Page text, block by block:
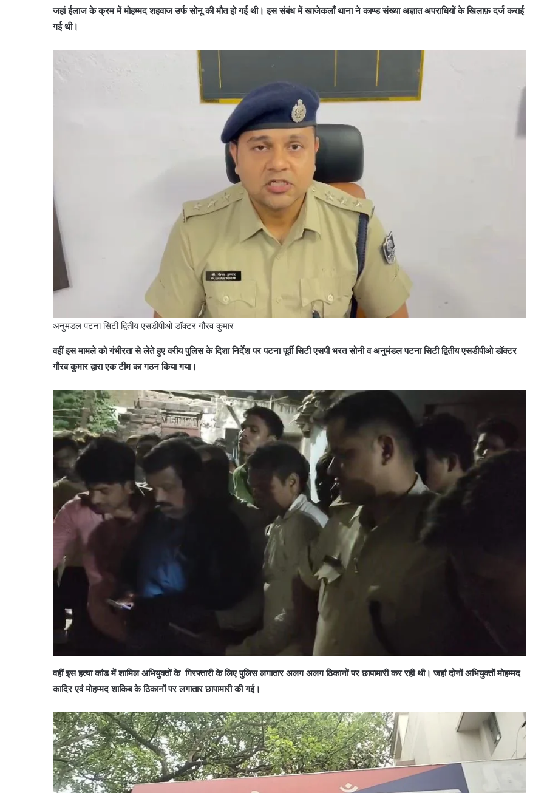
जहां ईलाज के क्रम में मोहम्मद शहवाज उर्फ सोनू की मौत हो गई थी। इस संबंध में खाजेकलाँ थाना ने काण्ड संख्या अज्ञात अपराधियों के खिलाफ़ दर्ज कराई
गई थी।
अनुमंडल पटना सिटी द्वितीय एसडीपीओ डॉक्टर गौरव कुमार
वहीं इस मामले को गंभीरता से लेते हुए वरीय पुलिस के दिशा निर्देश पर पटना पूर्वी सिटी एसपी भरत सोनी व अनुमंडल पटना सिटी द्वितीय एसडीपीओ डॉक्टर
गौरव कुमार द्वारा एक टीम का गठन किया गया।
वहीं इस हत्या कांड में शामिल अभियुक्तों के गिरफ्तारी के लिए पुलिस लगातार अलग अलग ठिकानों पर छापामारी कर रही थी। जहां दोनों अभियुक्तों मोहम्मद
कादिर एवं मोहम्मद शाकिब के ठिकानों पर लगातार छापामारी की गई।